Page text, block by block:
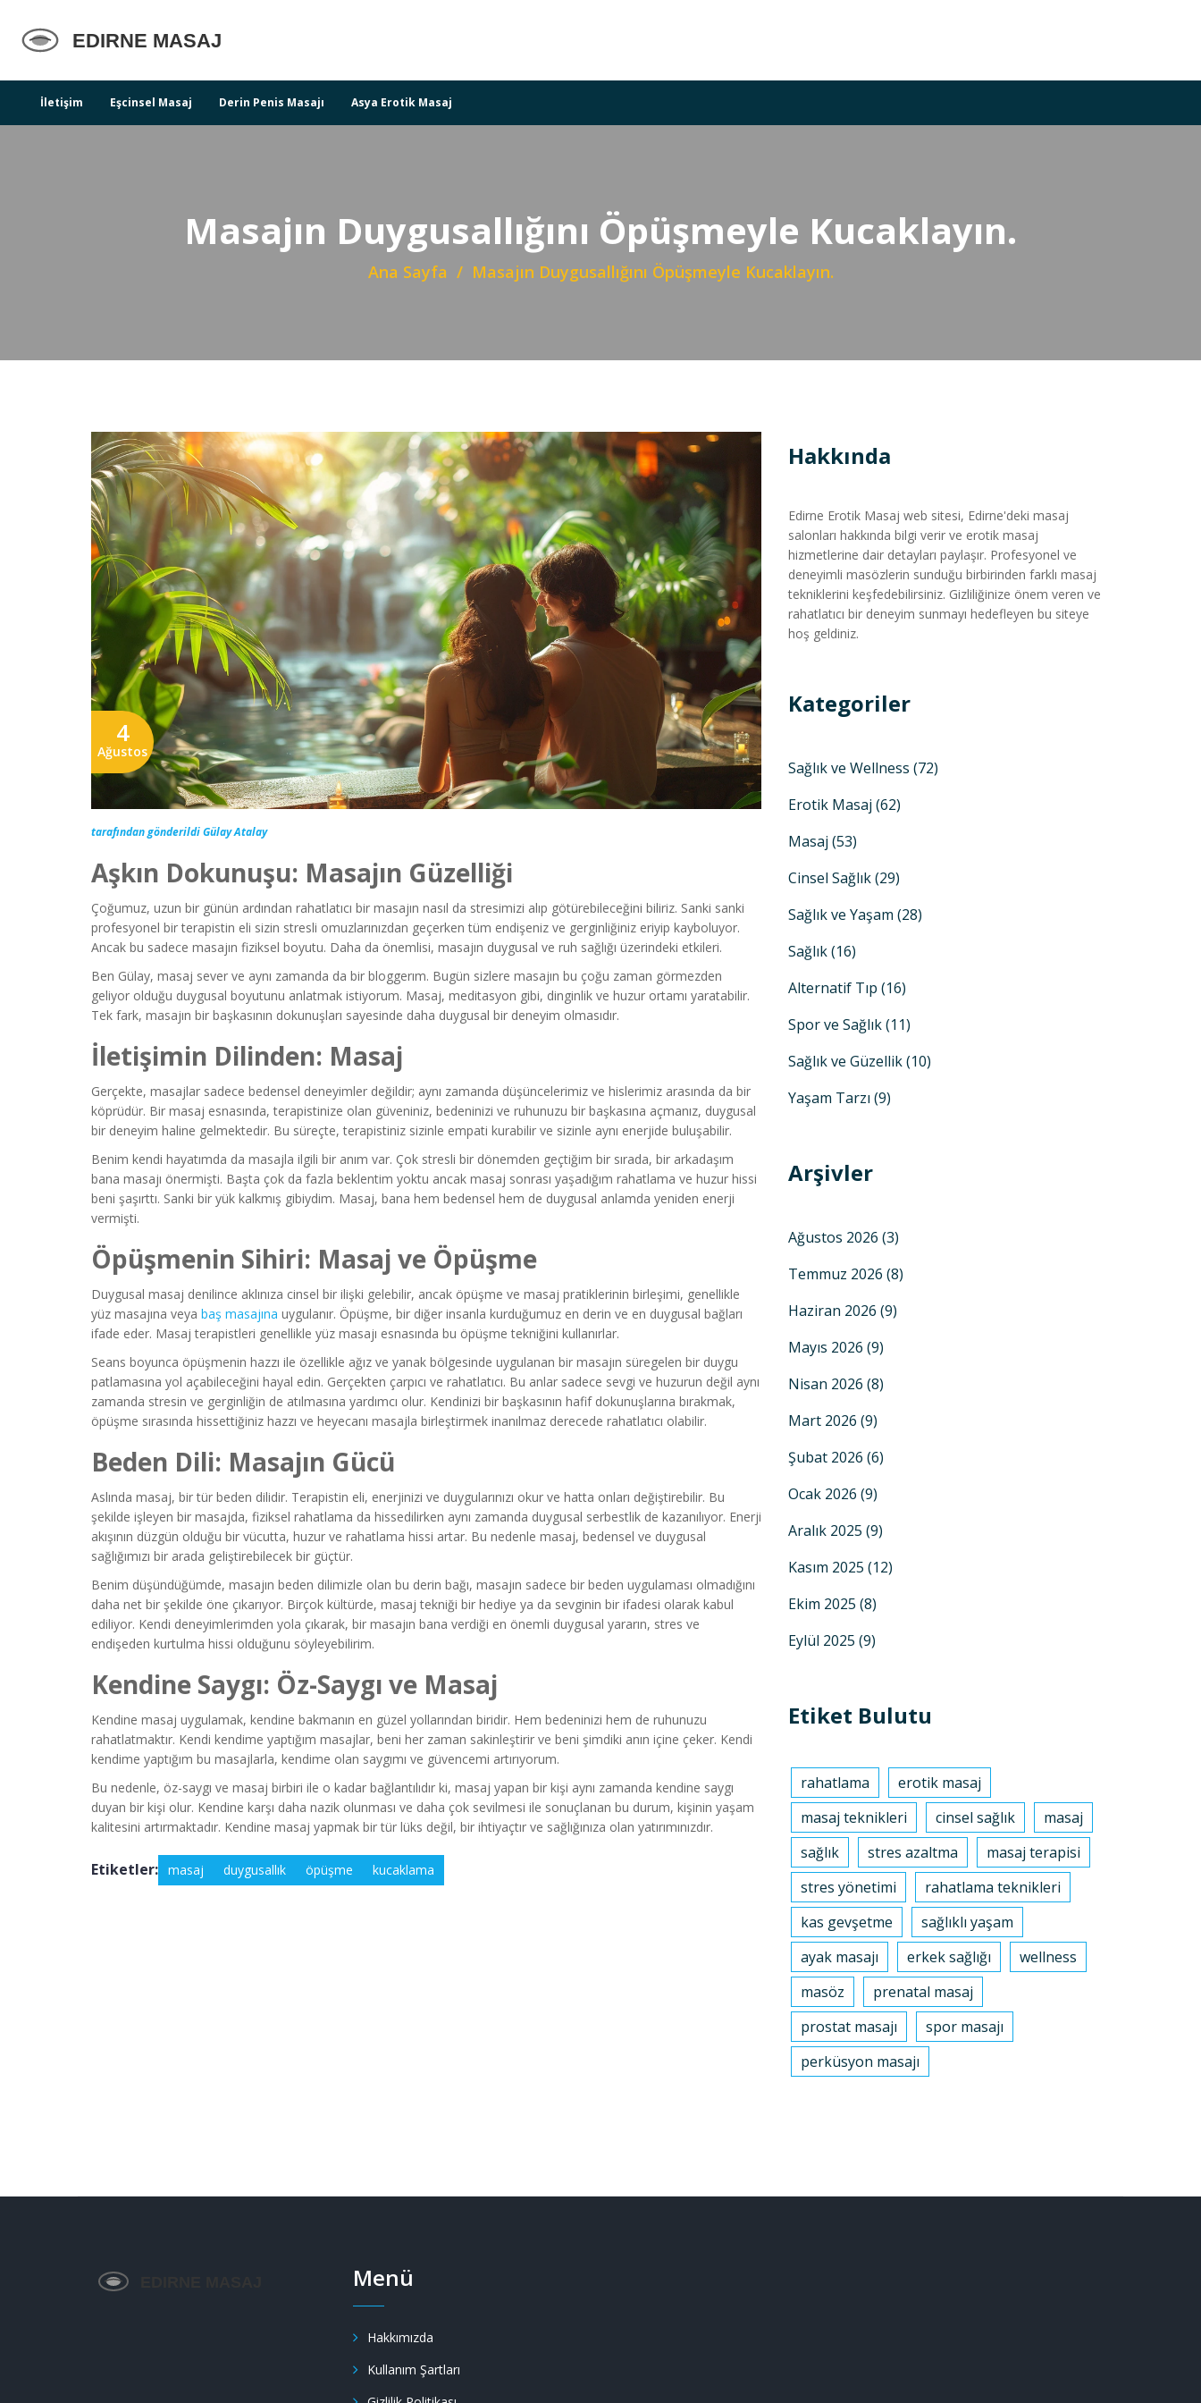
İletişim Eşcinsel Masaj Derin Penis Masajı Asya Erotik Masaj
Masajın Duygusallığını Öpüşmeyle Kucaklayın.
Ana Sayfa Masajın Duygusallığını Öpüşmeyle Kucaklayın.
4
Ağustos
tarafından gönderildi Gülay Atalay
Aşkın Dokunuşu: Masajın Güzelliği
Çoğumuz, uzun bir günün ardından rahatlatıcı bir masajın nasıl da stresimizi alıp götürebileceğini biliriz. Sanki sanki
profesyonel bir terapistin eli sizin stresli omuzlarınızdan geçerken tüm endişeniz ve gerginliğiniz eriyip kayboluyor.
Ancak bu sadece masajın fiziksel boyutu. Daha da önemlisi, masajın duygusal ve ruh sağlığı üzerindeki etkileri.
Ben Gülay, masaj sever ve aynı zamanda da bir bloggerım. Bugün sizlere masajın bu çoğu zaman görmezden
geliyor olduğu duygusal boyutunu anlatmak istiyorum. Masaj, meditasyon gibi, dinginlik ve huzur ortamı yaratabilir.
Tek fark, masajın bir başkasının dokunuşları sayesinde daha duygusal bir deneyim olmasıdır.
İletişimin Dilinden: Masaj
Gerçekte, masajlar sadece bedensel deneyimler değildir; aynı zamanda düşüncelerimiz ve hislerimiz arasında da bir
köprüdür. Bir masaj esnasında, terapistinize olan güveniniz, bedeninizi ve ruhunuzu bir başkasına açmanız, duygusal
bir deneyim haline gelmektedir. Bu süreçte, terapistiniz sizinle empati kurabilir ve sizinle aynı enerjide buluşabilir.
Benim kendi hayatımda da masajla ilgili bir anım var. Çok stresli bir dönemden geçtiğim bir sırada, bir arkadaşım
bana masajı önermişti. Başta çok da fazla beklentim yoktu ancak masaj sonrası yaşadığım rahatlama ve huzur hissi
beni şaşırttı. Sanki bir yük kalkmış gibiydim. Masaj, bana hem bedensel hem de duygusal anlamda yeniden enerji
vermişti.
Öpüşmenin Sihiri: Masaj ve Öpüşme
Duygusal masaj denilince aklınıza cinsel bir ilişki gelebilir, ancak öpüşme ve masaj pratiklerinin birleşimi, genellikle
yüz masajına veya baş masajına uygulanır. Öpüşme, bir diğer insanla kurduğumuz en derin ve en duygusal bağları
ifade eder. Masaj terapistleri genellikle yüz masajı esnasında bu öpüşme tekniğini kullanırlar.
Seans boyunca öpüşmenin hazzı ile özellikle ağız ve yanak bölgesinde uygulanan bir masajın süregelen bir duygu
patlamasına yol açabileceğini hayal edin. Gerçekten çarpıcı ve rahatlatıcı. Bu anlar sadece sevgi ve huzurun değil aynı
zamanda stresin ve gerginliğin de atılmasına yardımcı olur. Kendinizi bir başkasının hafif dokunuşlarına bırakmak,
öpüşme sırasında hissettiğiniz hazzı ve heyecanı masajla birleştirmek inanılmaz derecede rahatlatıcı olabilir.
Beden Dili: Masajın Gücü
Aslında masaj, bir tür beden dilidir. Terapistin eli, enerjinizi ve duygularınızı okur ve hatta onları değiştirebilir. Bu
şekilde işleyen bir masajda, fiziksel rahatlama da hissedilirken aynı zamanda duygusal serbestlik de kazanılıyor. Enerji
akışının düzgün olduğu bir vücutta, huzur ve rahatlama hissi artar. Bu nedenle masaj, bedensel ve duygusal
sağlığımızı bir arada geliştirebilecek bir güçtür.
Benim düşündüğümde, masajın beden dilimizle olan bu derin bağı, masajın sadece bir beden uygulaması olmadığını
daha net bir şekilde öne çıkarıyor. Birçok kültürde, masaj tekniği bir hediye ya da sevginin bir ifadesi olarak kabul
ediliyor. Kendi deneyimlerimden yola çıkarak, bir masajın bana verdiği en önemli duygusal yararın, stres ve
endişeden kurtulma hissi olduğunu söyleyebilirim.
Kendine Saygı: Öz-Saygı ve Masaj
Kendine masaj uygulamak, kendine bakmanın en güzel yollarından biridir. Hem bedeninizi hem de ruhunuzu
rahatlatmaktır. Kendi kendime yaptığım masajlar, beni her zaman sakinleştirir ve beni şimdiki anın içine çeker. Kendi
kendime yaptığım bu masajlarla, kendime olan saygımı ve güvencemi artırıyorum.
Bu nedenle, öz-saygı ve masaj birbiri ile o kadar bağlantılıdır ki, masaj yapan bir kişi aynı zamanda kendine saygı
duyan bir kişi olur. Kendine karşı daha nazik olunması ve daha çok sevilmesi ile sonuçlanan bu durum, kişinin yaşam
kalitesini artırmaktadır. Kendine masaj yapmak bir tür lüks değil, bir ihtiyaçtır ve sağlığınıza olan yatırımınızdır.
Etiketler: masaj duygusallık öpüşme kucaklama
Hakkında
Edirne Erotik Masaj web sitesi, Edirne'deki masaj
salonları hakkında bilgi verir ve erotik masaj
hizmetlerine dair detayları paylaşır. Profesyonel ve
deneyimli masözlerin sunduğu birbirinden farklı masaj
tekniklerini keşfedebilirsiniz. Gizliliğinize önem veren ve
rahatlatıcı bir deneyim sunmayı hedefleyen bu siteye
hoş geldiniz.
Kategoriler
Sağlık ve Wellness (72)
Erotik Masaj (62)
Masaj (53)
Cinsel Sağlık(29)
Sağlık ve Yaşam (28)
Sağlık(16)
Alternatif Tıp (16)
Spor ve Sağlık(11)
Sağlık ve Güzellik(10)
Yaşam Tarzı (9)
Arşivler
Ağustos 2026 (3)
Temmuz 2026 (8)
Haziran 2026 (9)
Mayıs 2026 (9)
Nisan 2026 (8)
Mart 2026 (9)
Şubat 2026 (6)
Ocak 2026 (9)
Aralık 2025 (9)
Kasım 2025 (12)
Ekim 2025 (8)
Eylül 2025 (9)
Etiket Bulutu
rahatlama
erotik masaj
masaj teknikleri
cinsel sağlık
masaj
sağlık
stres azaltma
masaj terapisi
stres yönetimi
rahatlama teknikleri
kas gevşetme
sağlıklı yaşam
ayak masajı
erkek sağlığı
wellness
masöz
prenatal masaj
prostat masajı
spor masajı
perküsyon masajı
Menü
Hakkımızda
Kullanım Şartları